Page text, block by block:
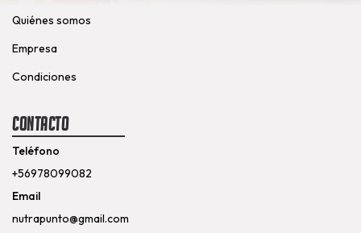
Quiénes somos
Empresa
Condiciones
Contacto
Teléfono
+56978099082
Email
nutrapunto@gmail.com